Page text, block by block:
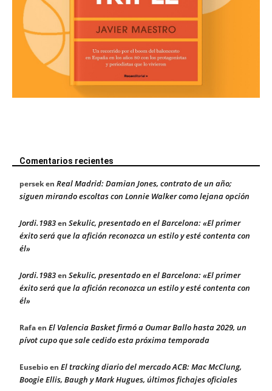
Comentarios recientes
perseken Real Madrid: Damian Jones, contrato de un año;
siguen mirando escoltas con Lonnie Walker como lejana opción
Jordi.1983en Sekulic, presentado en el Barcelona: «El primer
éxito será que la afición reconozca un estilo y esté contenta con
él»
Jordi.1983en Sekulic, presentado en el Barcelona: «El primer
éxito será que la afición reconozca un estilo y esté contenta con
él»
Rafaen El Valencia Basket firmó a Oumar Ballo hasta 2029, un
pívot cupo que sale cedido esta próxima temporada
Eusebioen El tracking diario del mercado ACB: Mac McClung,
Boogie Ellis, Baugh y Mark Hugues, últimos fichajes oficiales